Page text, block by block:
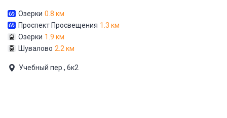
Озерки 0.8 км
Проспект Просвещения 1.3 км
Озерки 1.9 км
Шувалово 2.2 км
Учебный пер., 6к2